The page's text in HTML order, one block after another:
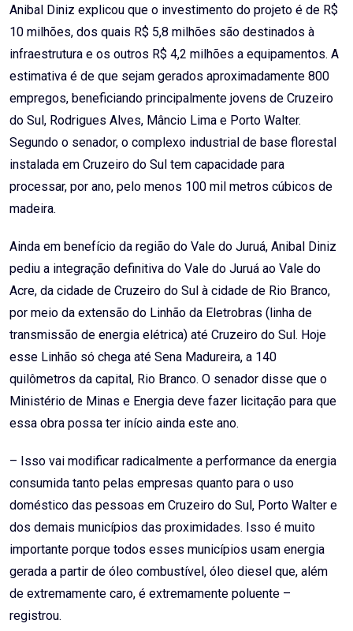
Anibal Diniz explicou que o investimento do projeto é de R$
10 milhões, dos quais R$ 5,8 milhões são destinados à
infraestrutura e os outros R$ 4,2 milhões a equipamentos. A
estimativa é de que sejam gerados aproximadamente 800
empregos, beneficiando principalmente jovens de Cruzeiro
do Sul, Rodrigues Alves, Mâncio Lima e Porto Walter.
Segundo o senador, o complexo industrial de base florestal
instalada em Cruzeiro do Sul tem capacidade para
processar, por ano, pelo menos 100 mil metros cúbicos de
madeira.
Ainda em benefício da região do Vale do Juruá, Anibal Diniz
pediu a integração definitiva do Vale do Juruá ao Vale do
Acre, da cidade de Cruzeiro do Sul à cidade de Rio Branco,
por meio da extensão do Linhão da Eletrobras (linha de
transmissão de energia elétrica) até Cruzeiro do Sul. Hoje
esse Linhão só chega até Sena Madureira, a 140
quilômetros da capital, Rio Branco. O senador disse que o
Ministério de Minas e Energia deve fazer licitação para que
essa obra possa ter início ainda este ano.
– Isso vai modificar radicalmente a performance da energia
consumida tanto pelas empresas quanto para o uso
doméstico das pessoas em Cruzeiro do Sul, Porto Walter e
dos demais municípios das proximidades. Isso é muito
importante porque todos esses municípios usam energia
gerada a partir de óleo combustível, óleo diesel que, além
de extremamente caro, é extremamente poluente –
registrou.